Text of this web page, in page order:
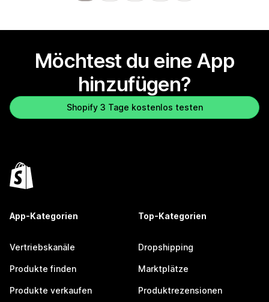
Möchtest du eine App
hinzufügen?
Shopify 3 Tage kostenlos testen
App-Kategorien
Vertriebskanäle
Produkte finden
Produkte verkaufen
Top-Kategorien
Dropshipping
Marktplätze
Produktrezensionen